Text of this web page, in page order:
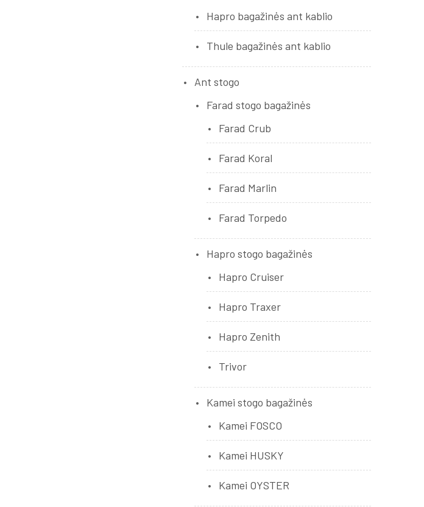
Hapro bagažinės ant kablio
Thule bagažinės ant kablio
Ant stogo
Farad stogo bagažinės
Farad Crub
Farad Koral
Farad Marlin
Farad Torpedo
Hapro stogo bagažinės
Hapro Cruiser
Hapro Traxer
Hapro Zenith
Trivor
Kamei stogo bagažinės
Kamei FOSCO
Kamei HUSKY
Kamei OYSTER